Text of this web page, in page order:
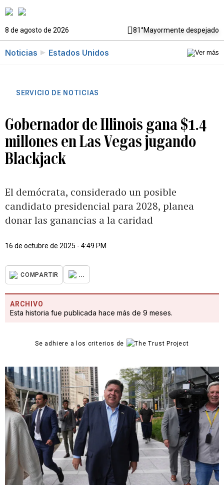
8 de agosto de 2026 81°Mayormente despejado
Noticias Estados Unidos
SERVICIO DE NOTICIAS
Gobernador de Illinois gana $1.4
millones en Las Vegas jugando
Blackjack
El demócrata, considerado un posible
candidato presidencial para 2028, planea
donar las ganancias a la caridad
16 de octubre de 2025 - 4:49 PM
COMPARTIR ...
ARCHIVO
Esta historia fue publicada hace más de 9 meses.
Se adhiere a los criterios de